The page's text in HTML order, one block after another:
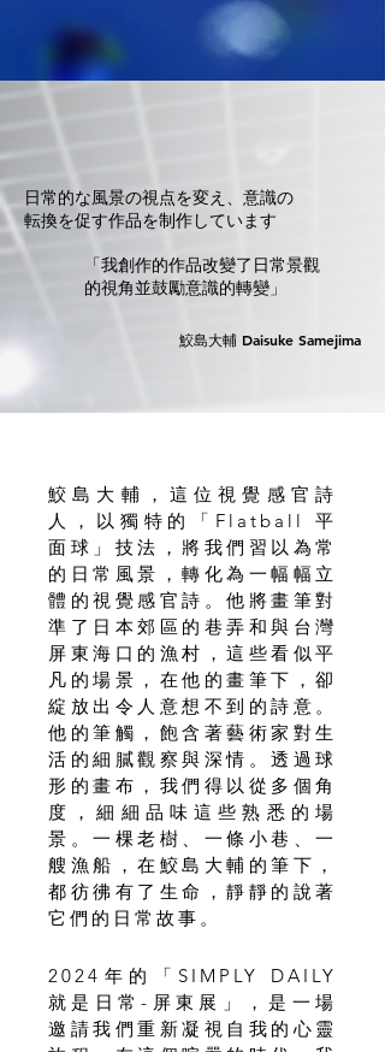
日常的な風景の視点を変え、意識の
転換を促す作品を制作しています
「我創作的作品改變了日常景觀
的視角並鼓勵意識的轉變」
鮫島大輔 Daisuke Samejima
鮫島大輔，這位視覺感官詩
人，以獨特的「Flatball 平
面球」技法，將我們習以為常
的日常風景，轉化為一幅幅立
體的視覺感官詩。他將畫筆對
準了日本郊區的巷弄和與台灣
屏東海口的漁村，這些看似平
凡的場景，在他的畫筆下，卻
綻放出令人意想不到的詩意。
他的筆觸，飽含著藝術家對生
活的細膩觀察與深情。透過球
形的畫布，我們得以從多個角
度，細細品味這些熟悉的場
景。一棵老樹、一條小巷、一
艘漁船，在鮫島大輔的筆下，
都彷彿有了生命，靜靜的說著
它們的日常故事。
2024年的「SIMPLY DAILY
就是日常-屏東展」，是一場
邀請我們重新凝視自我的心靈